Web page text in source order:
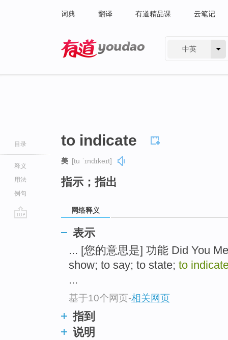
词典 翻译 有道精品课 云笔记
中英
目录
释义
用法
例句
to indicate
美 [tu ˈɪndɪkeɪt]
指示；指出
网络释义
表示
... [您的意思是] 功能 Did You
show; to say; to state; to
...
基于10个网页-相关网页
指到
说明